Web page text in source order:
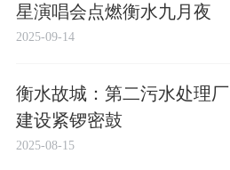
星演唱会点燃衡水九月夜
2025-09-14
衡水故城：第二污水处理厂
建设紧锣密鼓
2025-08-15